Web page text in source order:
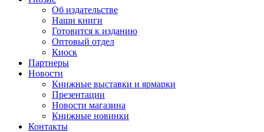
Об издательстве
Наши книги
Готовится к изданию
Оптовый отдел
Киоск
Партнеры
Новости
Книжные выставки и ярмарки
Презентации
Новости магазина
Книжные новинки
Контакты